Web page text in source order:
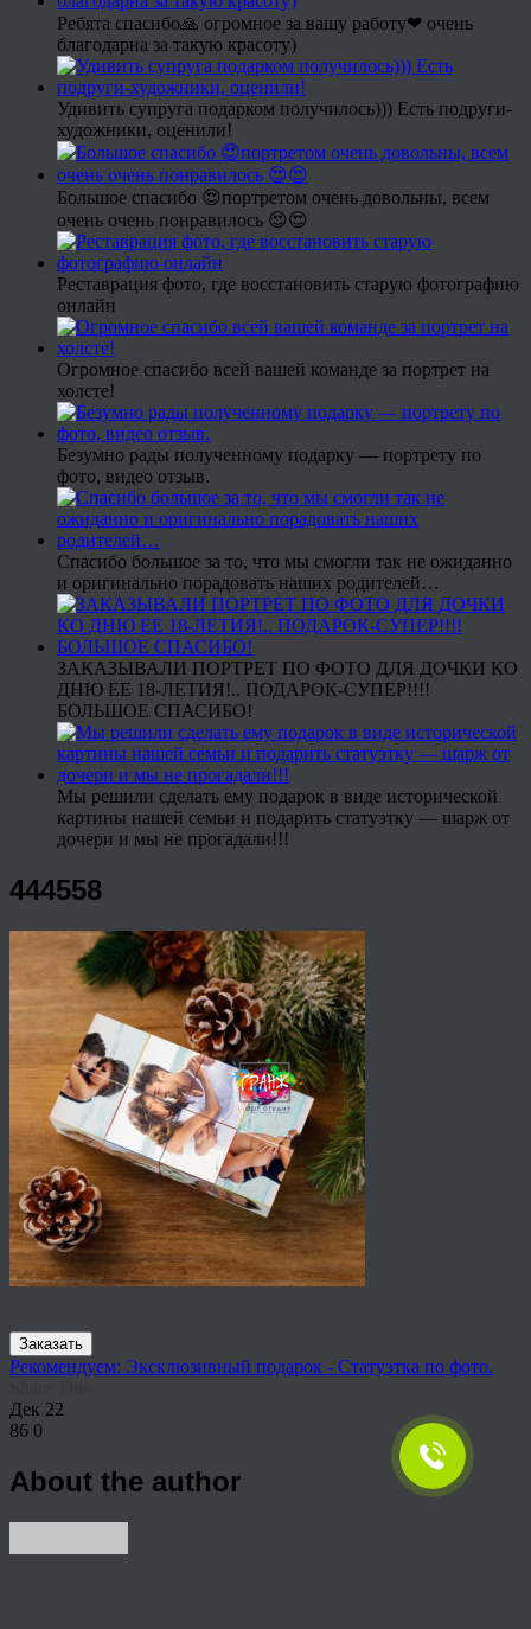
Ребята спасибо🙏 огромное за вашу работу❤ очень
благодарна за такую красоту)
Удивить супруга подарком получилось))) Есть подруги-
художники, оценили!
Большое спасибо 😍портретом очень довольны, всем
очень очень понравилось 😍😍
Реставрация фото, где восстановить старую фотографию
онлайн
Огромное спасибо всей вашей команде за портрет на
холсте!
Безумно рады полученному подарку — портрету по
фото, видео отзыв.
Спасибо большое за то, что мы смогли так не ожиданно
и оригинально порадовать наших родителей…
ЗАКАЗЫВАЛИ ПОРТРЕТ ПО ФОТО ДЛЯ ДОЧКИ КО
ДНЮ ЕЕ 18-ЛЕТИЯ!.. ПОДАРОК-СУПЕР!!!!
БОЛЬШОЕ СПАСИБО!
Мы решили сделать ему подарок в виде исторической
картины нашей семьи и подарить статуэтку — шарж от
дочери и мы не прогадали!!!
444558
Заказать
Рекомендуем: Эксклюзивный подарок - Статуэтка по фото.
Дек 22
86 0
About the author